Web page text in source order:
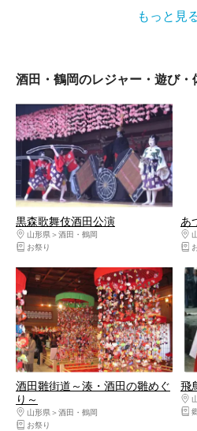
もっと見
酒田・鶴岡のレジャー・遊び
黒森歌舞伎酒田公演
山形県
酒田・鶴岡
お祭り
あ
酒田雛街道～湊・酒田の雛めぐ
り～
山形県
酒田・鶴岡
お祭り
飛